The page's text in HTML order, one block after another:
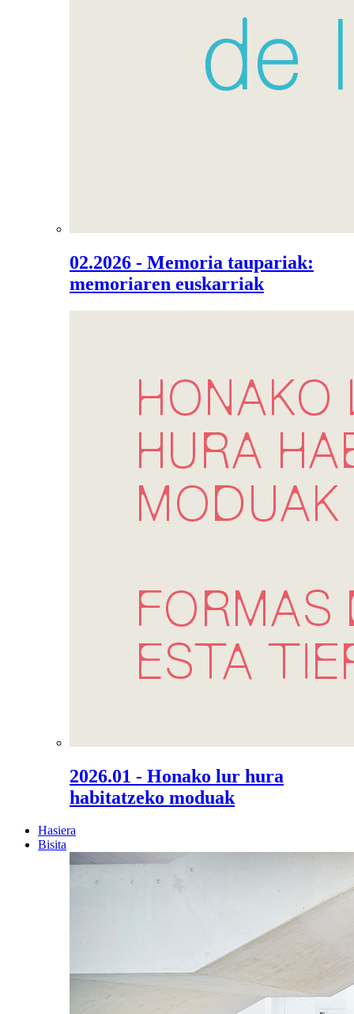
02.2026 - Memoria taupariak:
memoriaren euskarriak
2026.01 - Honako lur hura
habitatzeko moduak
Hasiera
Bisita